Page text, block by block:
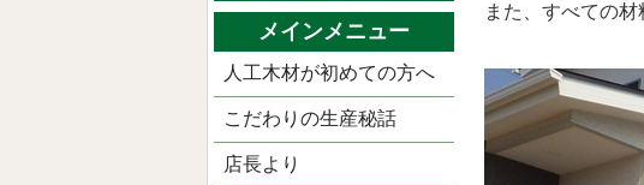
また、すべての
メインメニュー
人工木材が初めての方へ
こだわりの生産秘話
店長より